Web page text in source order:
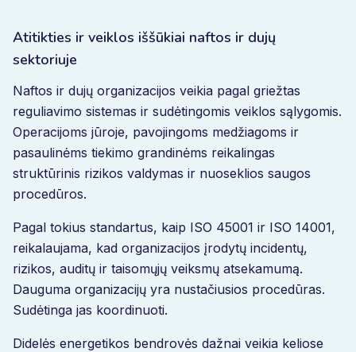
Atitikties ir veiklos iššūkiai naftos ir dujų
sektoriuje
Naftos ir dujų organizacijos veikia pagal griežtas
reguliavimo sistemas ir sudėtingomis veiklos sąlygomis.
Operacijoms jūroje, pavojingoms medžiagoms ir
pasaulinėms tiekimo grandinėms reikalingas
struktūrinis rizikos valdymas ir nuoseklios saugos
procedūros.
Pagal tokius standartus, kaip ISO 45001 ir ISO 14001,
reikalaujama, kad organizacijos įrodytų incidentų,
rizikos, auditų ir taisomųjų veiksmų atsekamumą.
Dauguma organizacijų yra nustačiusios procedūras.
Sudėtinga jas koordinuoti.
Didelės energetikos bendrovės dažnai veikia keliose